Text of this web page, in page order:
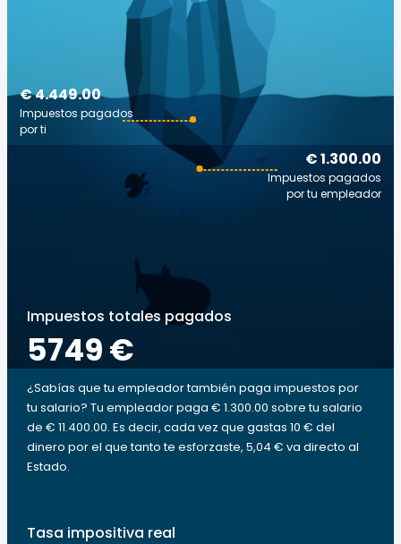
€ 1.300.00
Impuestos pagados
por tu empleador
€ 4.449.00
Impuestos pagados
por ti
Impuestos totales pagados
5749 €
¿Sabías que tu empleador también paga impuestos por
tu salario? Tu empleador paga € 1.300.00 sobre tu salario
de € 11.400.00. Es decir, cada vez que gastas 10 € del
dinero por el que tanto te esforzaste, 5,04 € va directo al
Estado.
Tasa impositiva real